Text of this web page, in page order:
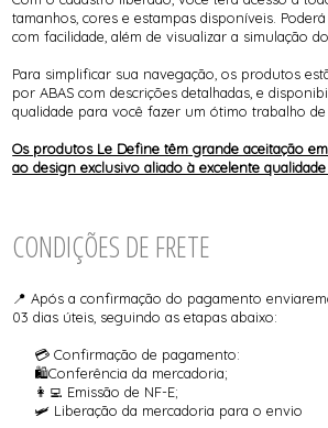
tamanhos, cores e estampas disponíveis.
com facilidade, além de visualizar a simulação
Para simplificar sua navegação, os produtos
por ABAS com descrições detalhadas, e
qualidade para você fazer um ótimo trabalho
Os produtos Le Define têm grande aceitação
ao design exclusivo aliado à excelente
CONDIÇÕES DE FRETE
📍 Após a confirmação do pagamento
03 dias úteis, seguindo as etapas abaixo:
💳 Confirmação de pagamento:
🛍️Conferência da mercadoria;
👩‍💻 Emissão de NF-E;
🛩️ Liberação da mercadoria para o envio